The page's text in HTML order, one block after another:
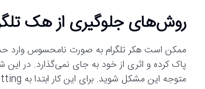
روش‌های جلوگیری از هک
ممکن است هکر تلگرام به صورت نامحسوس وارد